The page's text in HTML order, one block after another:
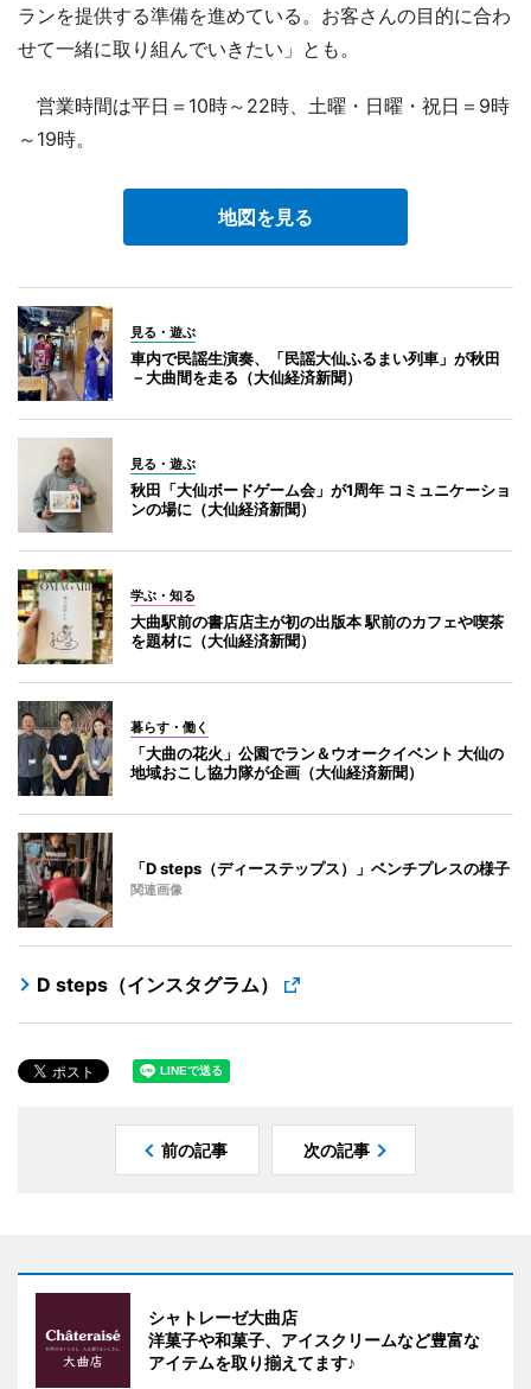
ランを提供する準備を進めている。お客さんの目的に合わ
せて一緒に取り組んでいきたい」とも。
営業時間は平日＝10時～22時、土曜・日曜・祝日＝9時
～19時。
地図を見る
見る・遊ぶ
車内で民謡生演奏、「民謡大仙ふるまい列車」が秋田
－大曲間を走る（大仙経済新聞）
見る・遊ぶ
秋田「大仙ボードゲーム会」が1周年 コミュニケーショ
ンの場に（大仙経済新聞）
学ぶ・知る
大曲駅前の書店店主が初の出版本 駅前のカフェや喫茶
を題材に（大仙経済新聞）
暮らす・働く
「大曲の花火」公園でラン＆ウオークイベント 大仙の
地域おこし協力隊が企画（大仙経済新聞）
「D steps（ディーステップス）」ベンチプレスの様子
関連画像
D steps（インスタグラム）
前の記事 次の記事
シャトレーゼ大曲店
洋菓子や和菓子、アイスクリームなど豊富な
アイテムを取り揃えてます♪